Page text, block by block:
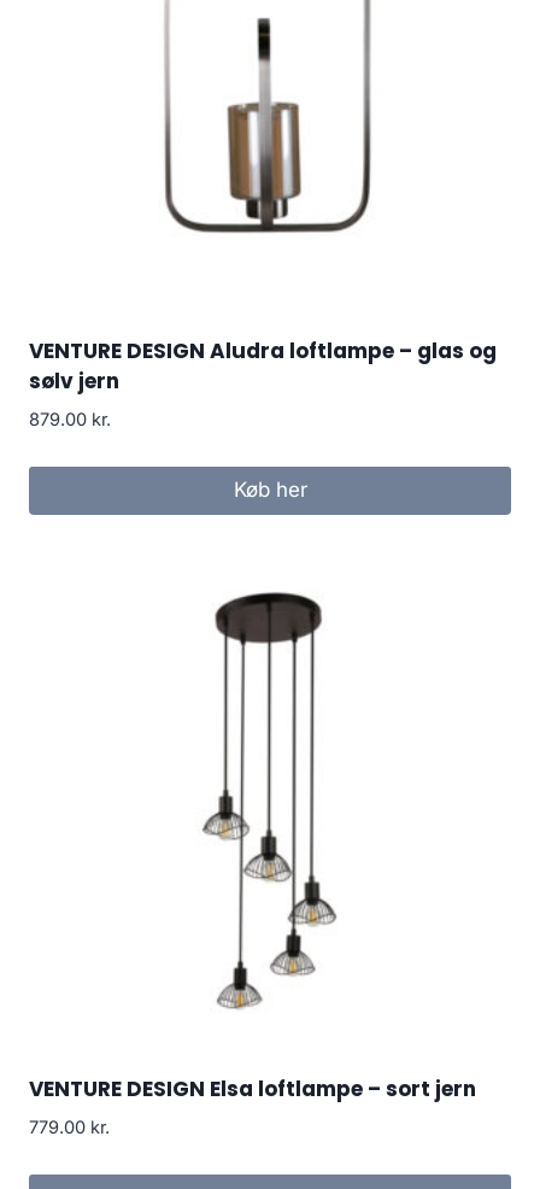
VENTURE DESIGN Aludra loftlampe – glas og
sølv jern
879.00 kr.
Køb her
VENTURE DESIGN Elsa loftlampe – sort jern
779.00 kr.